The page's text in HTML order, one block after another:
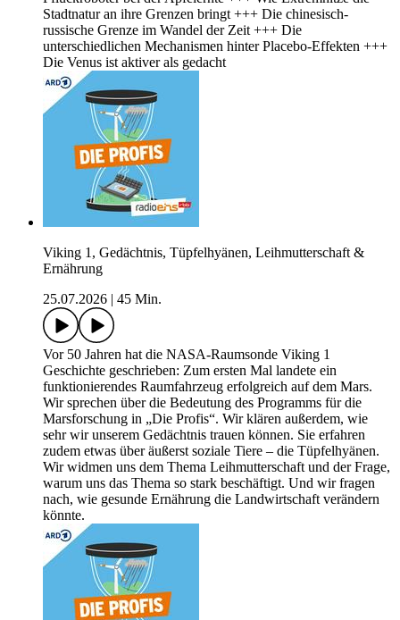
Stadtnatur an ihre Grenzen bringt +++ Die chinesisch-
russische Grenze im Wandel der Zeit +++ Die
unterschiedlichen Mechanismen hinter Placebo-Effekten +++
Die Venus ist aktiver als gedacht
Viking 1, Gedächtnis, Tüpfelhyänen, Leihmutterschaft &
Ernährung
25.07.2026
45 Min.
Vor 50 Jahren hat die NASA-Raumsonde Viking 1
Geschichte geschrieben: Zum ersten Mal landete ein
funktionierendes Raumfahrzeug erfolgreich auf dem Mars.
Wir sprechen über die Bedeutung des Programms für die
Marsforschung in „Die Profis“. Wir klären außerdem, wie
sehr wir unserem Gedächtnis trauen können. Sie erfahren
zudem etwas über äußerst soziale Tiere – die Tüpfelhyänen.
Wir widmen uns dem Thema Leihmutterschaft und der Frage,
warum uns das Thema so stark beschäftigt. Und wir fragen
nach, wie gesunde Ernährung die Landwirtschaft verändern
könnte.